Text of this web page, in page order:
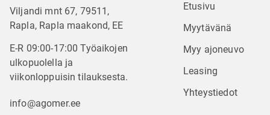
Viljandi mnt 67, 79511,
Rapla, Rapla maakond, EE
E-R 09:00-17:00 Työaikojen
ulkopuolella ja
viikonloppuisin tilauksesta.
info@agomer.ee
Etusivu
Myytävänä
Myy ajoneuvo
Leasing
Yhteystiedot